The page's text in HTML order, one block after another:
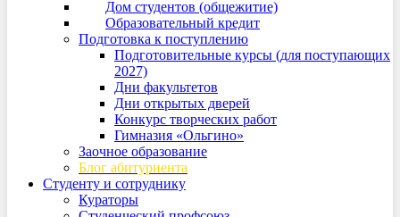
Дом студентов (общежитие)
Образовательный кредит
Подготовка к поступлению
Подготовительные курсы (для поступающих
2027)
Дни факультетов
Дни открытых дверей
Конкурс творческих работ
Гимназия «Ольгино»
Заочное образование
Блог абитуриента
Студенту и сотруднику
Кураторы